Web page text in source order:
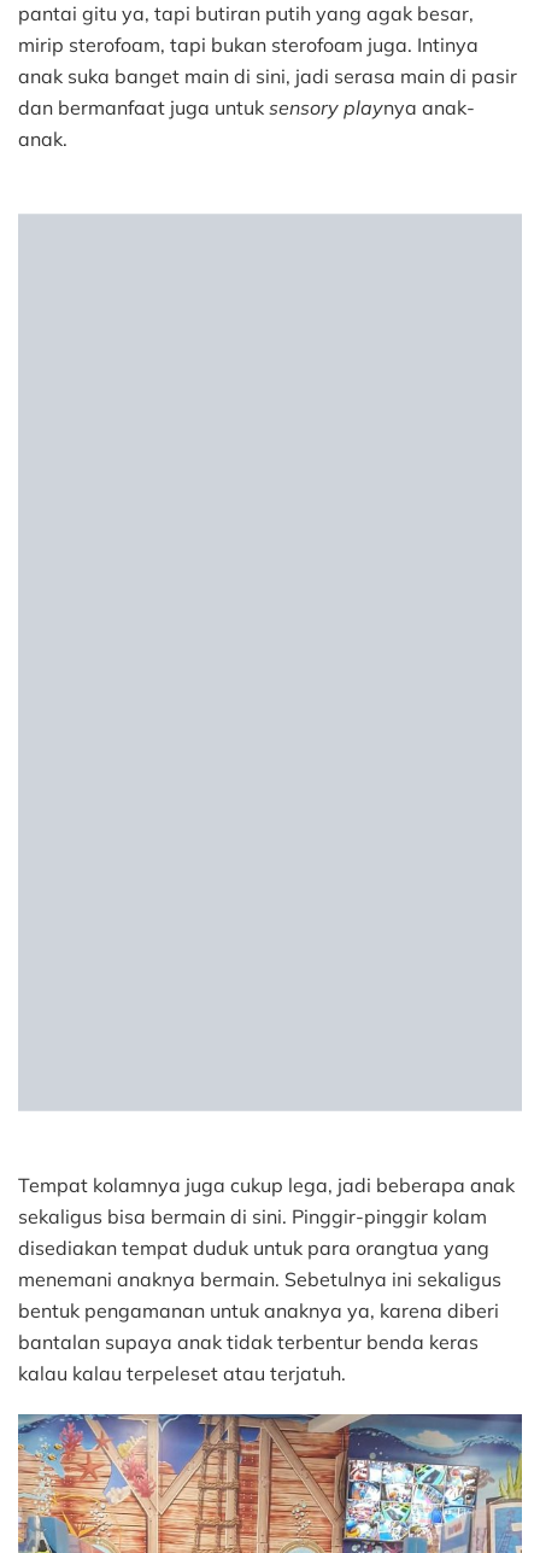
pantai gitu ya, tapi butiran putih yang agak besar,
mirip sterofoam, tapi bukan sterofoam juga. Intinya
anak suka banget main di sini, jadi serasa main di pasir
dan bermanfaat juga untuk sensory playnya anak-
anak.
Tempat kolamnya juga cukup lega, jadi beberapa anak
sekaligus bisa bermain di sini. Pinggir-pinggir kolam
disediakan tempat duduk untuk para orangtua yang
menemani anaknya bermain. Sebetulnya ini sekaligus
bentuk pengamanan untuk anaknya ya, karena diberi
bantalan supaya anak tidak terbentur benda keras
kalau kalau terpeleset atau terjatuh.